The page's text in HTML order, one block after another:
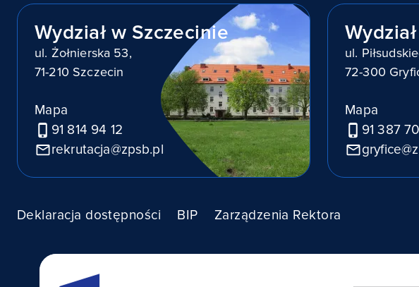
Wydział w Szczecinie
ul. Żołnierska 53,
71-210 Szczecin
Mapa
91 814 94 12
rekrutacja@zpsb.pl
ul.
72-300
Mapa
91 387
Deklaracja dostępności BIP Zarządzenia Rektora